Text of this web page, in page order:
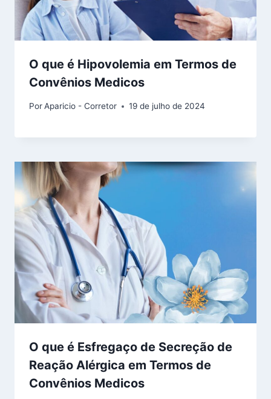
O que é Hipovolemia em Termos de
Convênios Medicos
PorAparicio - Corretor 19 de julho de 2024
O que é Esfregaço de Secreção de
Reação Alérgica em Termos de
Convênios Medicos